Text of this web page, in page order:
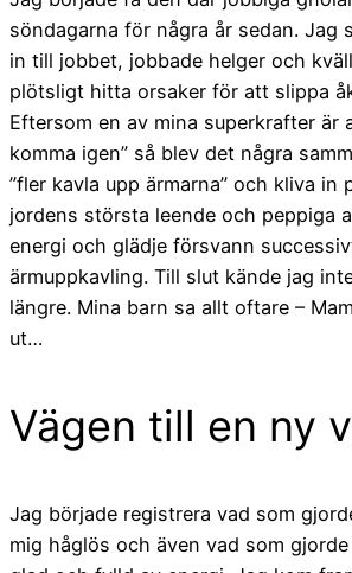
söndagarna för några år sedan. Jag
in till jobbet, jobbade helger och
plötsligt hitta orsaker för att slippa
Eftersom en av mina superkrafter är
komma igen” så blev det några
”fler kavla upp ärmarna” och kliva in
jordens största leende och peppiga
energi och glädje försvann
ärmuppkavling. Till slut kände jag
längre. Mina barn sa allt oftare –
ut…
Vägen till en ny
Jag började registrera vad som
mig håglös och även vad som